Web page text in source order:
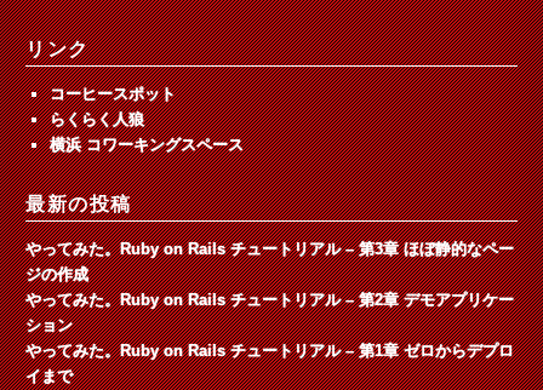
リンク
コーヒースポット
らくらく人狼
横浜 コワーキングスペース
最新の投稿
やってみた。Ruby on Rails チュートリアル – 第3章 ほぼ静的なペー
ジの作成
やってみた。Ruby on Rails チュートリアル – 第2章 デモアプリケー
ション
やってみた。Ruby on Rails チュートリアル – 第1章 ゼロからデプロ
イまで